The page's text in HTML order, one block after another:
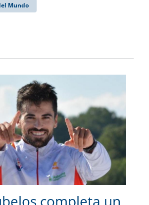
Mundo
completa un